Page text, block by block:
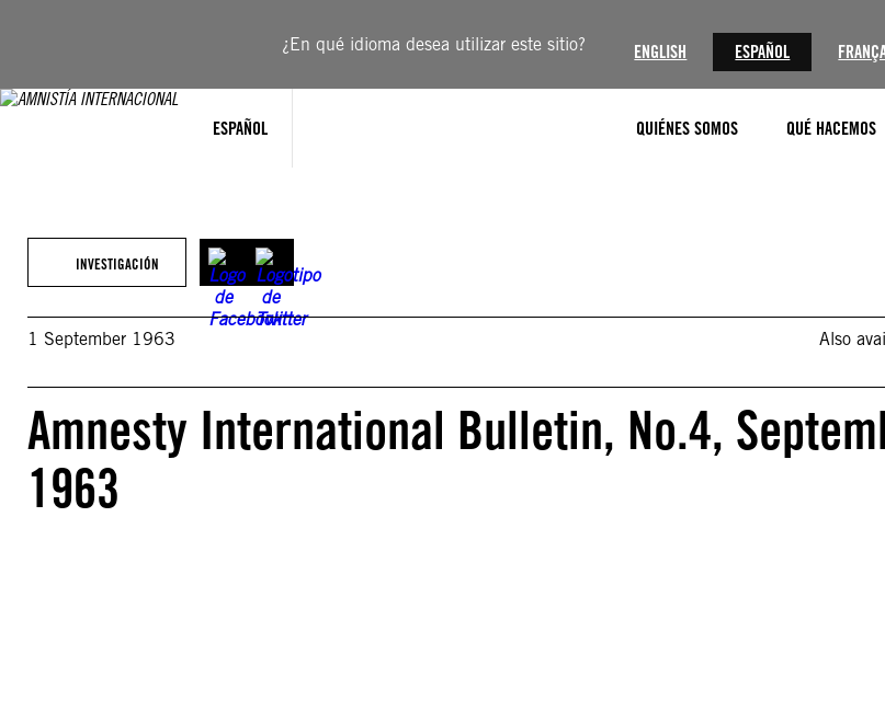
¿En qué idioma desea utilizar este sitio? ENGLISH ESPAÑOL
ESPAÑOL QUIÉNES SOMOS QUÉ HACEMOS
INVESTIGACIÓN
1 September 1963 Also
Amnesty International Bulletin, No.4,
1963